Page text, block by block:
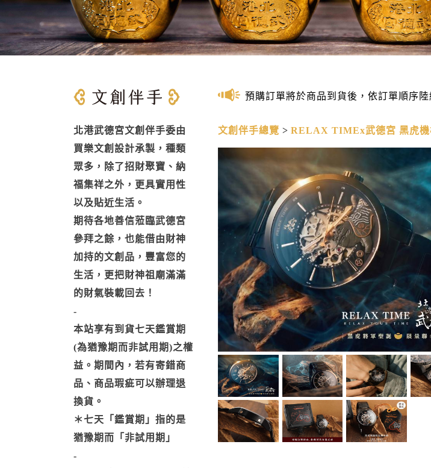
北港武德宮文創伴手委由
買樂文創設計承製，種類
眾多，除了招財聚寶、納
福集祥之外，更具實用性
以及貼近生活。
期待各地善信蒞臨武德宮
參拜之餘，也能借由財神
加持的文創品，豐富您的
生活，更把財神祖廟滿滿
的財氣裝載回去！
-
本站享有到貨七天鑑賞期
(為猶豫期而非試用期)之權
益。期間內，若有寄錯商
品、商品瑕疵可以辦理退
換貨。
＊七天「鑑賞期」指的是
猶豫期而「非試用期」
-
預購訂單將於商品到貨後，依訂單順序
文創伴手總覽 RELAX TIMEx武德宮 黑虎機